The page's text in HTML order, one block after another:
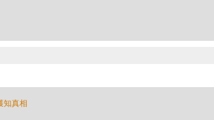
知真相